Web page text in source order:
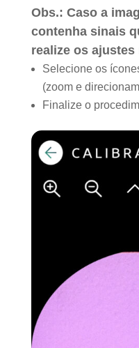
Obs.: Caso a
contenha sinais
realize os ajustes
Selecione os
(zoom e
Finalize o